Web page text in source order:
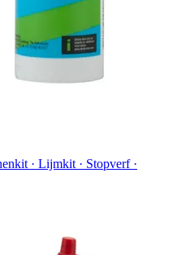
· Lijmkit · Stopverf ·